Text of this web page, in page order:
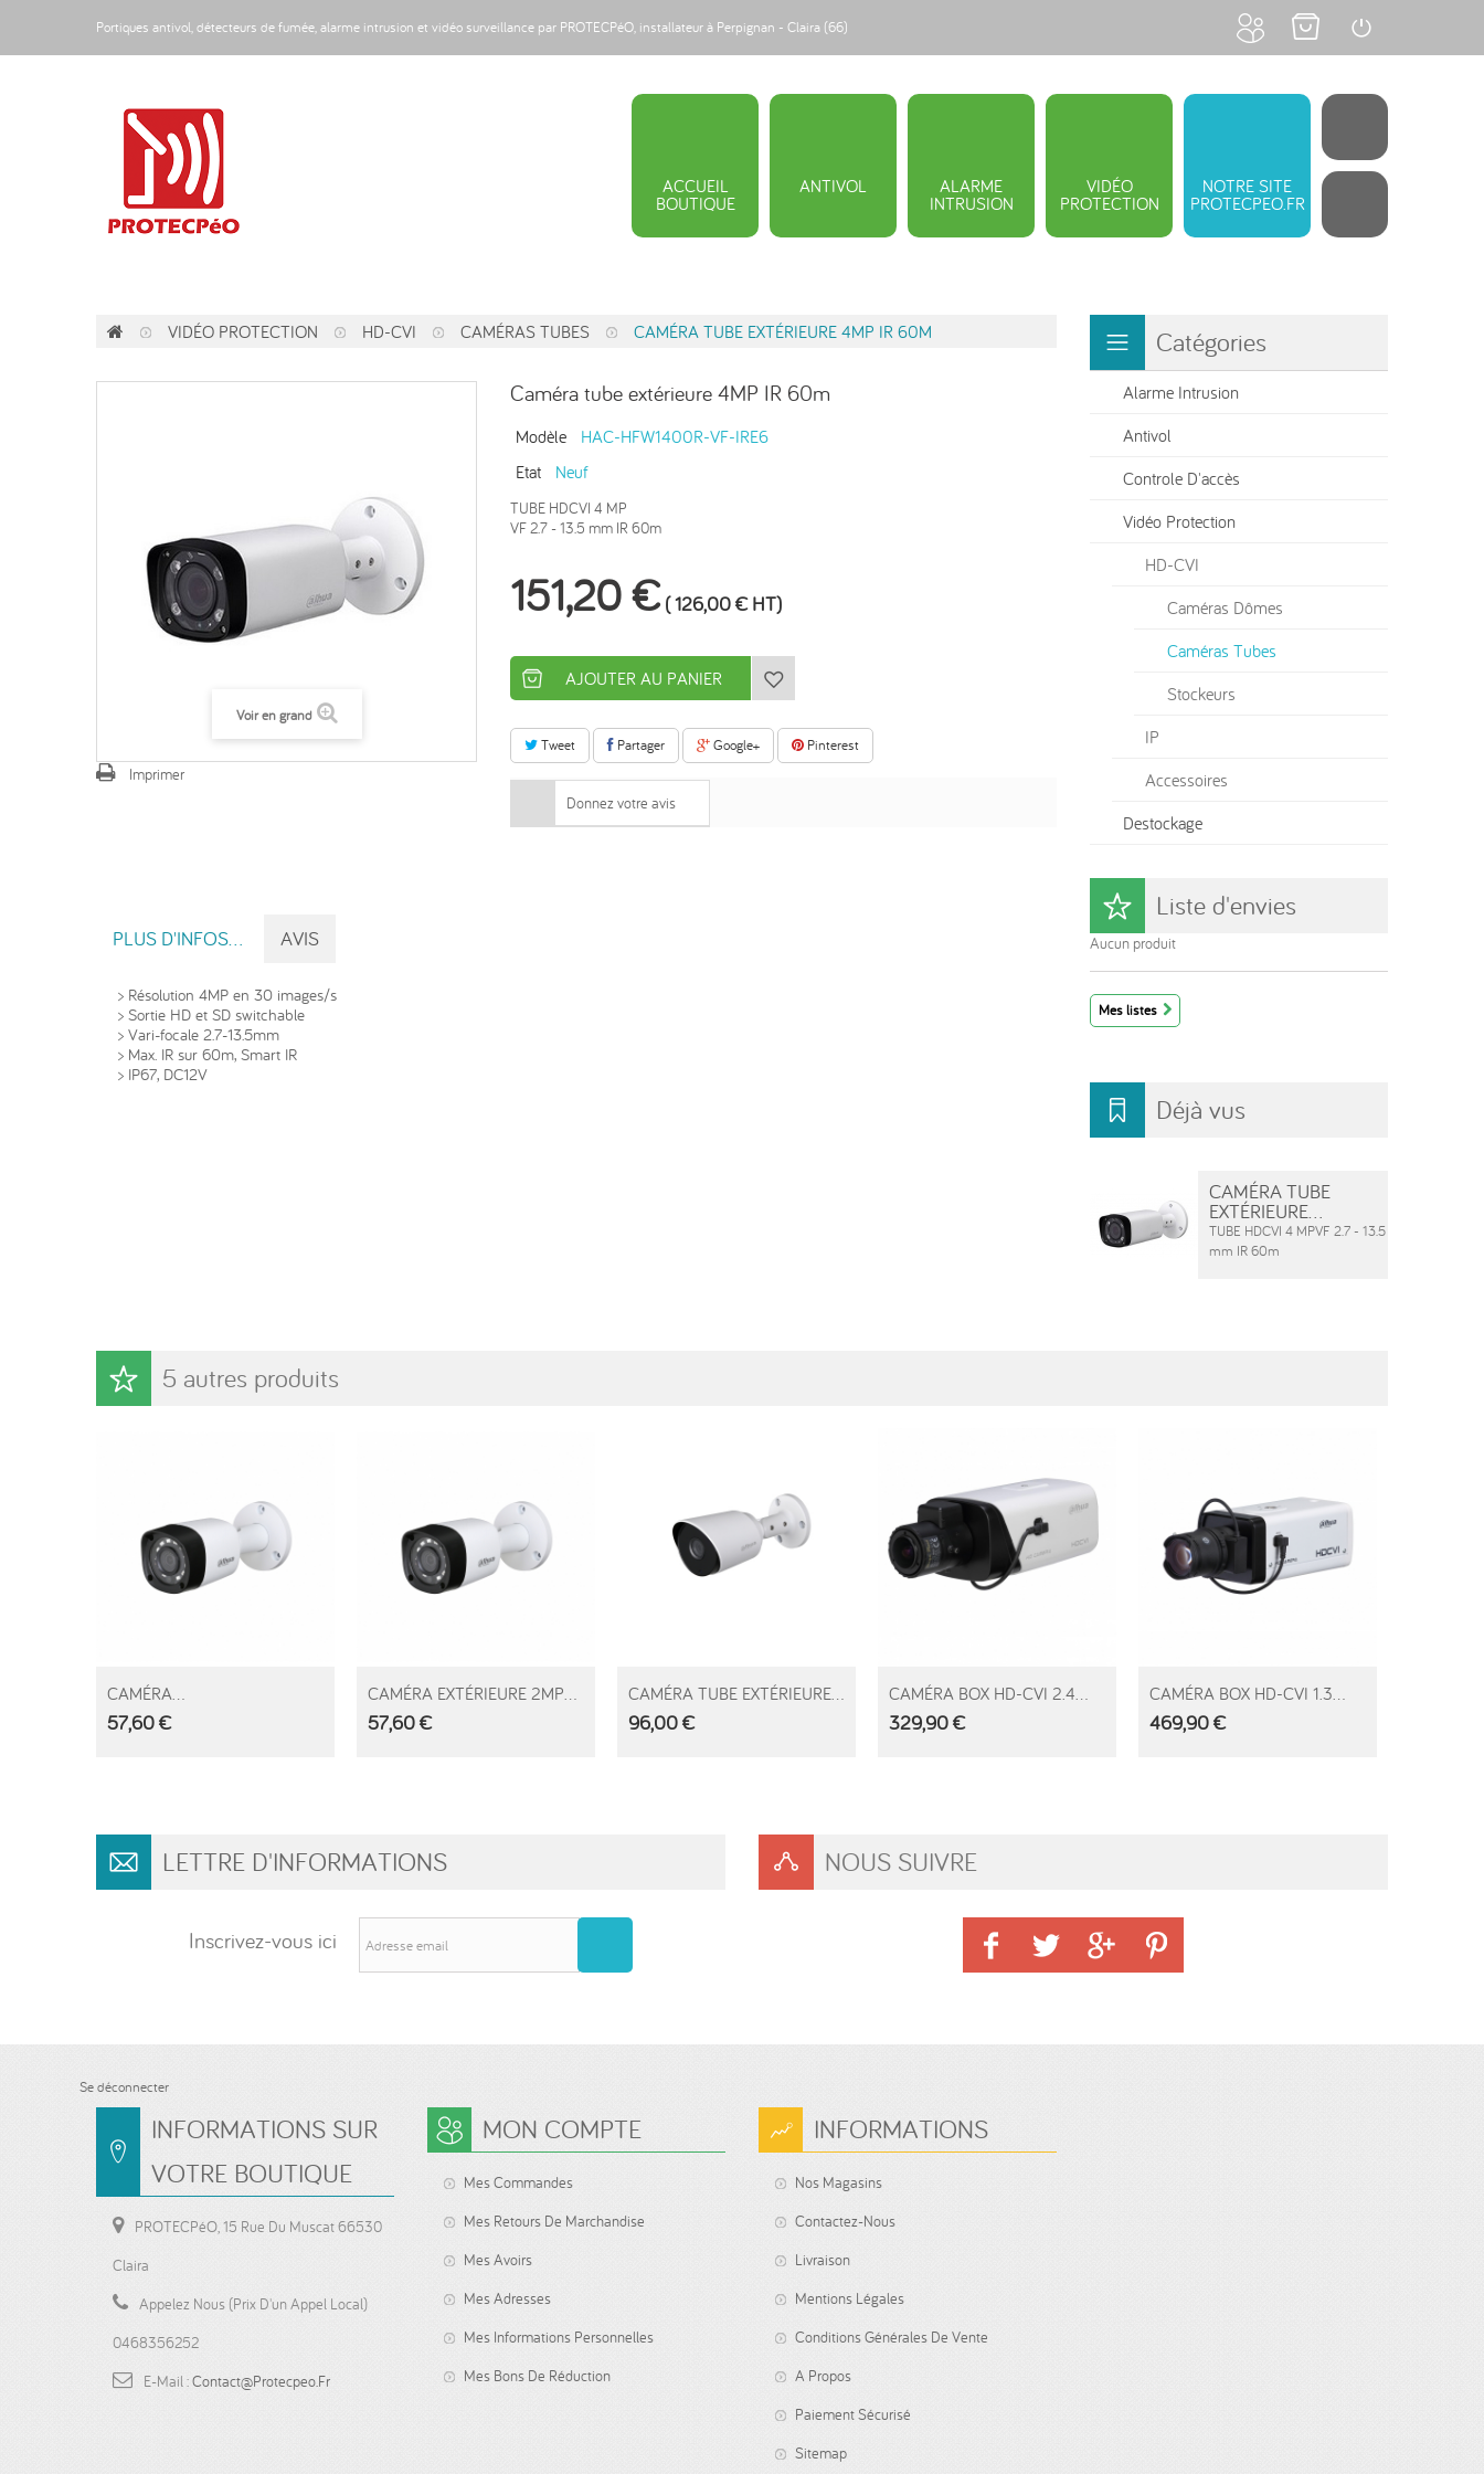
Portiques antivol, détecteurs de fumée, alarme intrusion et vidéo surveillance par PROTECPéO, installateur à Perpignan - Claira (66)
ACCUEIL
BOUTIQUE
ANTIVOL
ALARME
INTRUSION
VIDÉO
PROTECTION
NOTRE SITE
PROTECPEO.FR
VIDÉO PROTECTION HD-CVI CAMÉRAS TUBES CAMÉRA TUBE EXTÉRIEURE 4MP IR 60M
Voir en grand
Imprimer
Caméra tube extérieure 4MP IR 60m
Modèle
HAC-HFW1400R-VF-IRE6
Etat
Neuf
TUBE HDCVI 4 MP
VF 2.7 - 13.5 mm IR 60m
151,20 € (126,00 €HT)
AJOUTER AU PANIER
Tweet Partager Google+ Pinterest
Donnez votre avis
PLUS D'INFOS... AVIS
> Résolution 4MP en 30 images/s
> Sortie HD et SD switchable
> Vari-focale 2.7-13.5mm
> Max. IR sur 60m, Smart IR
> IP67, DC12V
Catégories
Alarme Intrusion
Antivol
Controle D'accès
Vidéo Protection
HD-CVI
Caméras Dômes
Caméras Tubes
Stockeurs
IP
Accessoires
Destockage
Liste d'envies
Aucun produit
Mes listes
Déjà vus
CAMÉRA TUBE
EXTÉRIEURE...
TUBE HDCVI 4 MPVF 2.7 - 13.5
mm IR 60m
5 autres produits
CAMÉRA...
57,60 €
CAMÉRA EXTÉRIEURE 2MP...
57,60 €
CAMÉRA TUBE EXTÉRIEURE...
96,00 €
AJOUTER AU PANIER
CAMÉRA BOX HD-CVI 2.4...
329,90 €
AJOUTER AU PANIER
CAMÉRA BOX HD-CVI 1.3...
469,90 €
LETTRE D'INFORMATIONS
Inscrivez-vous ici
NOUS SUIVRE
Se déconnecter
INFORMATIONS SUR
VOTRE BOUTIQUE
PROTECPéO, 15 Rue Du Muscat 66530
Claira
Appelez Nous (prix D'un Appel Local)
0468356252
E-Mail :Contact@protecpeo.fr
MON COMPTE
Mes Commandes
Mes Retours De Marchandise
Mes Avoirs
Mes Adresses
Mes Informations Personnelles
Mes Bons De Réduction
INFORMATIONS
Nos Magasins
Contactez-Nous
Livraison
Mentions Légales
Conditions Générales De Vente
A Propos
Paiement Sécurisé
Sitemap